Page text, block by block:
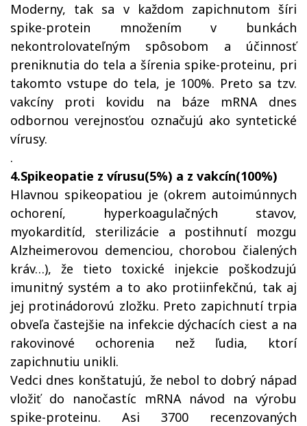
Moderny, tak sa v každom zapichnutom šíri
spike-protein množením v bunkách
nekontrolovateľným spôsobom a účinnosť
preniknutia do tela a šírenia spike-proteinu, pri
takomto vstupe do tela, je 100%. Preto sa tzv.
vakcíny proti kovidu na báze mRNA dnes
odbornou verejnosťou označujú ako syntetické
vírusy.
.
4.Spikeopatie z vírusu(5%) a z vakcín(100%)
Hlavnou spikeopatiou je (okrem autoimúnnych
ochorení, hyperkoagulačných stavov,
myokarditíd, sterilizácie a postihnutí mozgu
Alzheimerovou demenciou, chorobou čialených
kráv…), že tieto toxické injekcie poškodzujú
imunitný systém a to ako protiinfekčnú, tak aj
jej protinádorovú zložku. Preto zapichnutí trpia
obveľa častejšie na infekcie dýchacích ciest a na
rakovinové ochorenia než ľudia, ktorí
zapichnutiu unikli.
Vedci dnes konštatujú, že nebol to dobrý nápad
vložiť do nanočastíc mRNA návod na výrobu
spike-proteinu. Asi 3700 recenzovaných